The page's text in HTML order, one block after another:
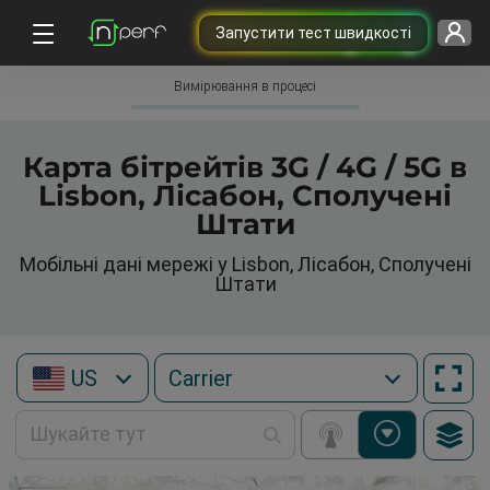
Запустити тест швидкості
Вимірювання в процесі
Карта бітрейтів 3G / 4G / 5G в
Lisbon, Лісабон, Сполучені
Штати
Мобільні дані мережі у Lisbon, Лісабон, Сполучені
Штати
US